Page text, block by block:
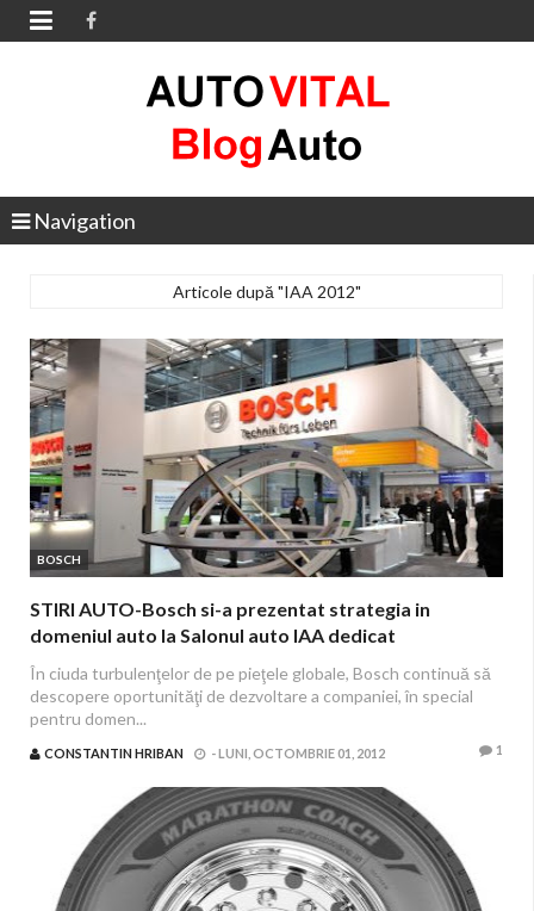

Navigation
Articole după "IAA 2012"
BOSCH
STIRI AUTO-Bosch si-a prezentat strategia in
domeniul auto la Salonul auto IAA dedicat
autovehiculelor comerciale
În ciuda turbulenţelor de pe pieţele globale, Bosch continuă să
descopere oportunităţi de dezvoltare a companiei, în special
pentru domen...
CONSTANTIN HRIBAN -LUNI, OCTOMBRIE 01, 2012 1